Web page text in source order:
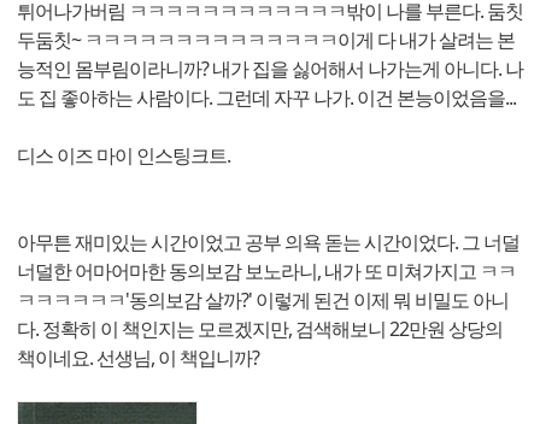
튀어나가버림 ㅋㅋㅋㅋㅋㅋㅋㅋㅋㅋㅋㅋ밖이 나를 부른다. 둠칫
두둠칫~ ㅋㅋㅋㅋㅋㅋㅋㅋㅋㅋㅋㅋㅋㅋ이게 다 내가 살려는 본
능적인 몸부림이라니까? 내가 집을 싫어해서 나가는게 아니다. 나
도 집 좋아하는 사람이다. 그런데 자꾸 나가. 이건 본능이었음을...
디스 이즈 마이 인스팅크트.
아무튼 재미있는 시간이었고 공부 의욕 돋는 시간이었다. 그 너덜
너덜한 어마어마한 동의보감 보노라니, 내가 또 미쳐가지고 ㅋㅋ
ㅋㅋㅋㅋㅋㅋ'동의보감 살까?' 이렇게 된건 이제 뭐 비밀도 아니
다. 정확히 이 책인지는 모르겠지만, 검색해보니 22만원 상당의
책이네요. 선생님, 이 책입니까?